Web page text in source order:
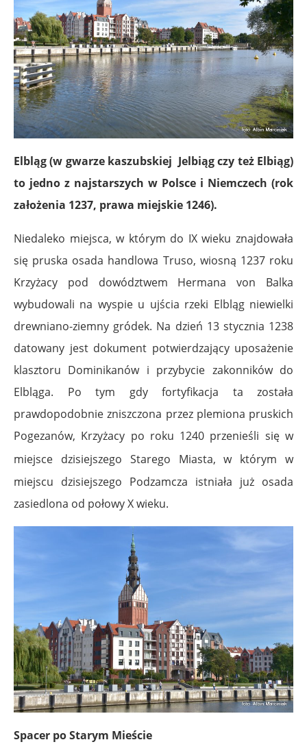
Elbląg (w gwarze kaszubskiej Jelbiąg czy też Elbiąg)
to jedno z najstarszych w Polsce i Niemczech (rok
założenia 1237, prawa miejskie 1246).
Niedaleko miejsca, w którym do IX wieku znajdowała
się pruska osada handlowa Truso, wiosną 1237 roku
Krzyżacy pod dowództwem Hermana von Balka
wybudowali na wyspie u ujścia rzeki Elbląg niewielki
drewniano-ziemny gródek. Na dzień 13 stycznia 1238
datowany jest dokument potwierdzający uposażenie
klasztoru Dominikanów i przybycie zakonników do
Elbląga. Po tym gdy fortyfikacja ta została
prawdopodobnie zniszczona przez plemiona pruskich
Pogezanów, Krzyżacy po roku 1240 przenieśli się w
miejsce dzisiejszego Starego Miasta, w którym w
miejscu dzisiejszego Podzamcza istniała już osada
zasiedlona od połowy X wieku.
Spacer po Starym Mieście